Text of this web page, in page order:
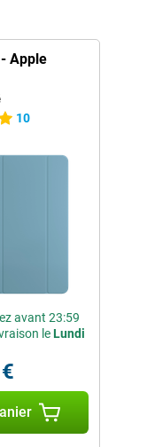
Apple
10
avant 23:59
leLundi